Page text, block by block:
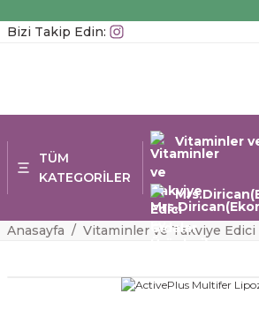
Bizi Takip Edin:
TÜM
KATEGORİLER
Vitaminler
Anasayfa Vitaminler ve Takviye Edici